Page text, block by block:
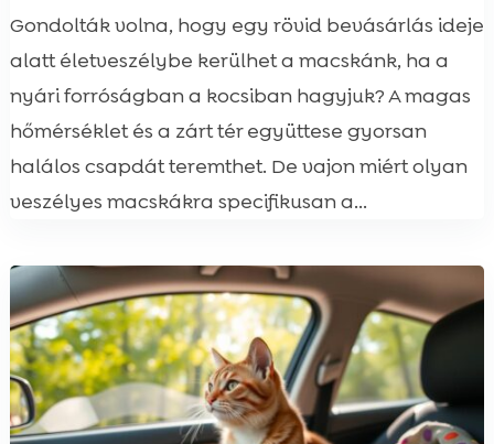
Gondolták volna, hogy egy rövid bevásárlás ideje
alatt életveszélybe kerülhet a macskánk, ha a
nyári forróságban a kocsiban hagyjuk? A magas
hőmérséklet és a zárt tér együttese gyorsan
halálos csapdát teremthet. De vajon miért olyan
veszélyes macskákra specifikusan a...